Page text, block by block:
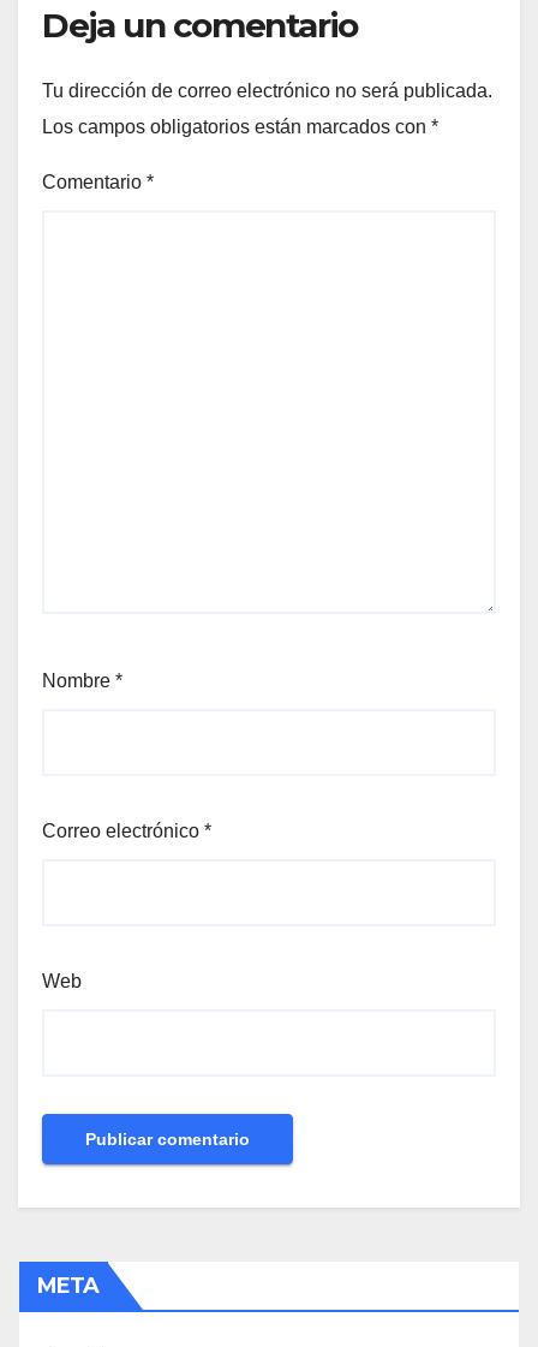
Deja un comentario
Tu dirección de correo electrónico no será publicada.
Los campos obligatorios están marcados con *
Comentario *
Nombre *
Correo electrónico *
Web
META